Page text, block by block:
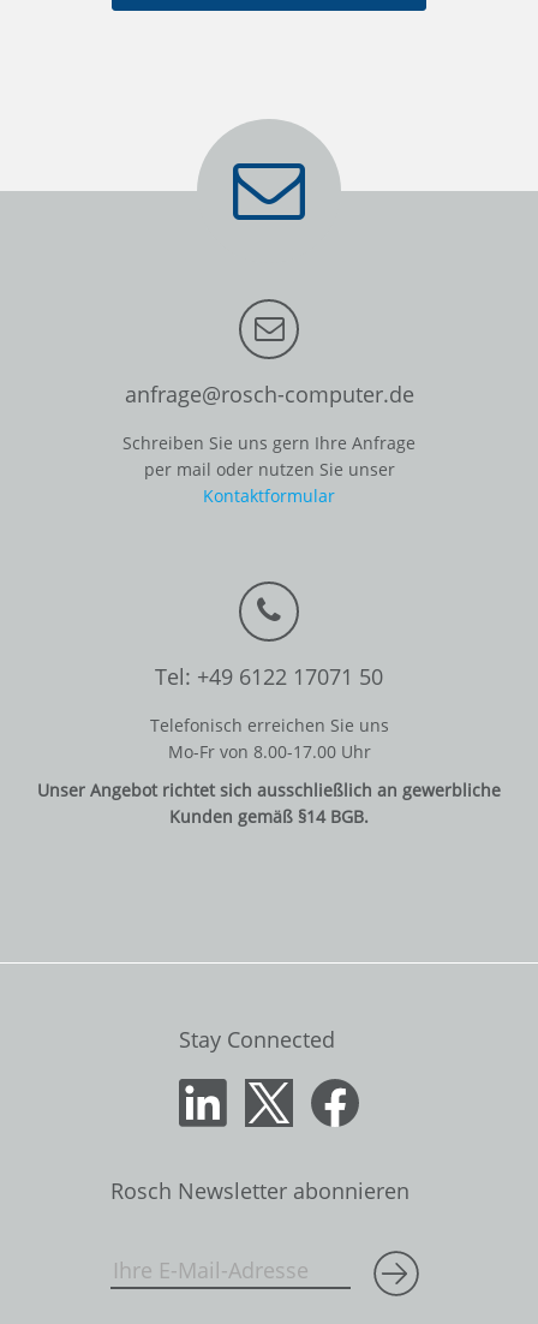
anfrage@rosch-computer.de
Schreiben Sie uns gern Ihre Anfrage
per mail oder nutzen Sie unser
Kontaktformular
Tel: +49 6122 17071 50
Telefonisch erreichen Sie uns
Mo-Fr von 8.00-17.00 Uhr
Unser Angebot richtet sich ausschließlich an gewerbliche
Kunden gemäß §14 BGB.
Stay Connected
Rosch Newsletter abonnieren